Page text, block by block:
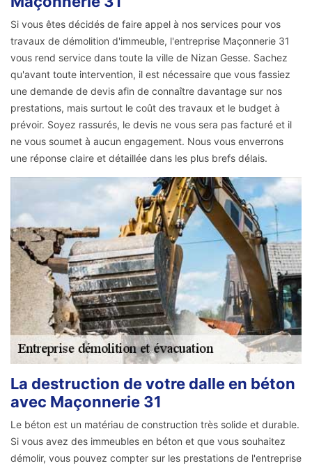
Si vous êtes décidés de faire appel à nos services pour vos
travaux de démolition d'immeuble, l'entreprise Maçonnerie 31
vous rend service dans toute la ville de Nizan Gesse. Sachez
qu'avant toute intervention, il est nécessaire que vous fassiez
une demande de devis afin de connaître davantage sur nos
prestations, mais surtout le coût des travaux et le budget à
prévoir. Soyez rassurés, le devis ne vous sera pas facturé et il
ne vous soumet à aucun engagement. Nous vous enverrons
une réponse claire et détaillée dans les plus brefs délais.
La destruction de votre dalle en béton
avec Maçonnerie 31
Le béton est un matériau de construction très solide et durable.
Si vous avez des immeubles en béton et que vous souhaitez
démolir, vous pouvez compter sur les prestations de l'entreprise